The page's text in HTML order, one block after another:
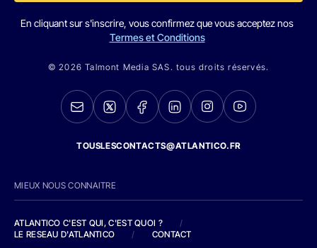
En cliquant sur s'inscrire, vous confirmez que vous acceptez nos
Termes et Conditions
© 2026 Talmont Media SAS. tous droits réservés.
TOUSLESCONTACTS@ATLANTICO.FR
MIEUX NOUS CONNAITRE
ATLANTICO C'EST QUI, C'EST QUOI ?
/
LE RESEAU D'ATLANTICO
/ CONTACT